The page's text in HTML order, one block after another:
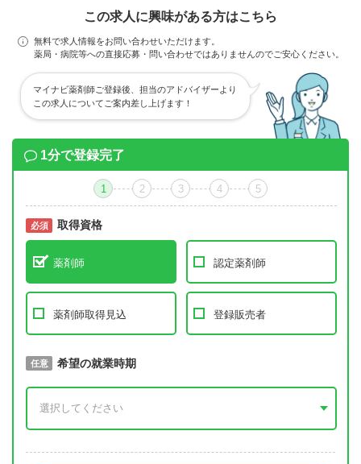
この求人に興味がある方はこちら
無料で求人情報をお問い合わせいただけます。
薬局・病院等への直接応募・問い合わせではありませんのでご安心ください。
マイナビ薬剤師ご登録後、担当のアドバイザーより
この求人についてご案内差し上げます！
1分で登録完了
1 2 3 4 5
必須 取得資格
薬剤師 認定薬剤師
薬剤師取得見込 登録販売者
必須 取得予定年
任意 希望の就業時期